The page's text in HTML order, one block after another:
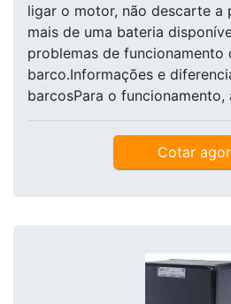
ligar o motor, não descarte a
mais de uma bateria
problemas de funcionamento
barco.Informações e
barcosPara o funcionamento,
Cotar